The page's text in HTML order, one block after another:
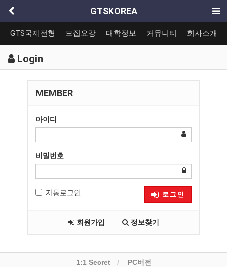
GTSKOREA
GTS국제전형 모집요강 대학정보 커뮤니티 회사소개
Login
MEMBER
아이디
비밀번호
자동로그인 로그인
회원가입 정보찾기
1:1 Secret PC버전